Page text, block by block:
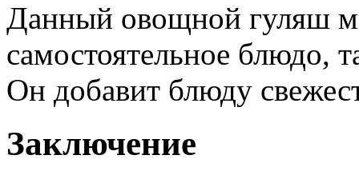
Данный овощной гуляш
самостоятельное блюдо,
Он добавит блюду
Заключение